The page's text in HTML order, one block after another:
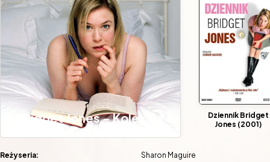
Bridget Jones - Kolekcja
Dziennik Bridget
Jones (2001)
Reżyseria:
Sharon Maguire